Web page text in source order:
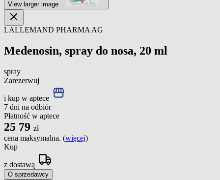
View larger image
LALLEMAND PHARMA AG
Medenosin, spray do nosa, 20 ml
spray
Zarezerwuj
i kup w aptece
7 dni na odbiór
Płatność w aptece
25 79 zł
cena maksymalna. (więcej)
Kup
z dostawą
O sprzedawcy